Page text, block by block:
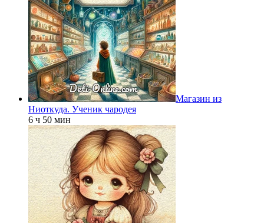
Магазин из
Ниоткуда. Ученик чародея
6 ч 50 мин